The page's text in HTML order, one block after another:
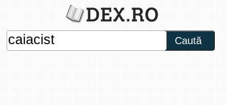
Caută